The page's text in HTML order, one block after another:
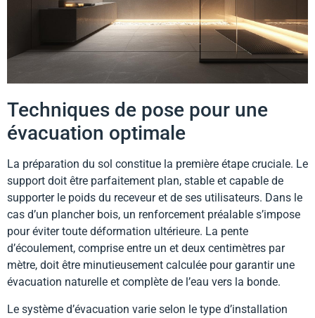
Techniques de pose pour une
évacuation optimale
La préparation du sol constitue la première étape cruciale. Le
support doit être parfaitement plan, stable et capable de
supporter le poids du receveur et de ses utilisateurs. Dans le
cas d’un plancher bois, un renforcement préalable s’impose
pour éviter toute déformation ultérieure. La pente
d’écoulement, comprise entre un et deux centimètres par
mètre, doit être minutieusement calculée pour garantir une
évacuation naturelle et complète de l’eau vers la bonde.
Le système d’évacuation varie selon le type d’installation